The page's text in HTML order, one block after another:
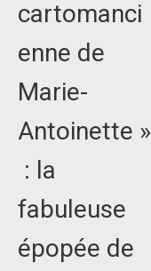
cartomanci
enne de
Marie-
Antoinette »
: la
fabuleuse
épopée de